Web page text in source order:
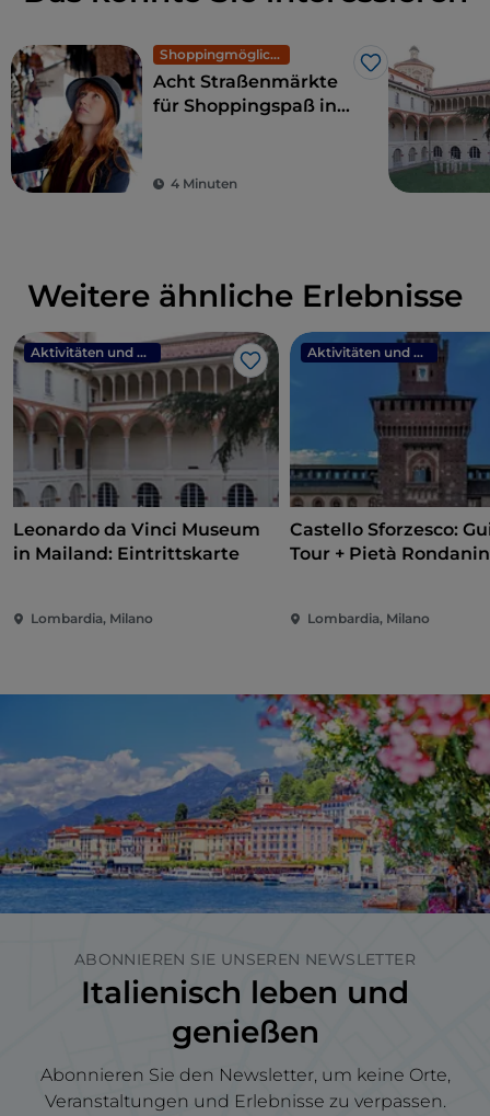
Shoppingmöglichkeiten und Märkte
Like
Acht Straßenmärkte
für Shoppingspaß in
Preisen
4 Minuten
Weitere ähnliche Erlebnisse
Aktivitäten und Erlebnisse
Like
Leonardo da Vinci Museum
in Mailand: Eintrittskarte
Lombardia, Milano
Aktivitäten und Erlebnisse
Castello Sforzesco:
Tour + Pietà
Lombardia, Milano
ABONNIEREN SIE UNSEREN NEWSLETTER
Italienisch leben und
genießen
Abonnieren Sie den Newsletter, um keine Orte,
Veranstaltungen und Erlebnisse zu verpassen.